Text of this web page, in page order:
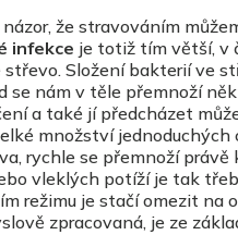
názor, že stravováním
infekce je totiž tím větší, v
Složení bakterií ve
se nám v těle přemnoží
a také jí předcházet
množství jednoduchých
rychle se přemnoží
vleklých potíží je tak
režimu je stačí omezit na
zpracovaná, je ze